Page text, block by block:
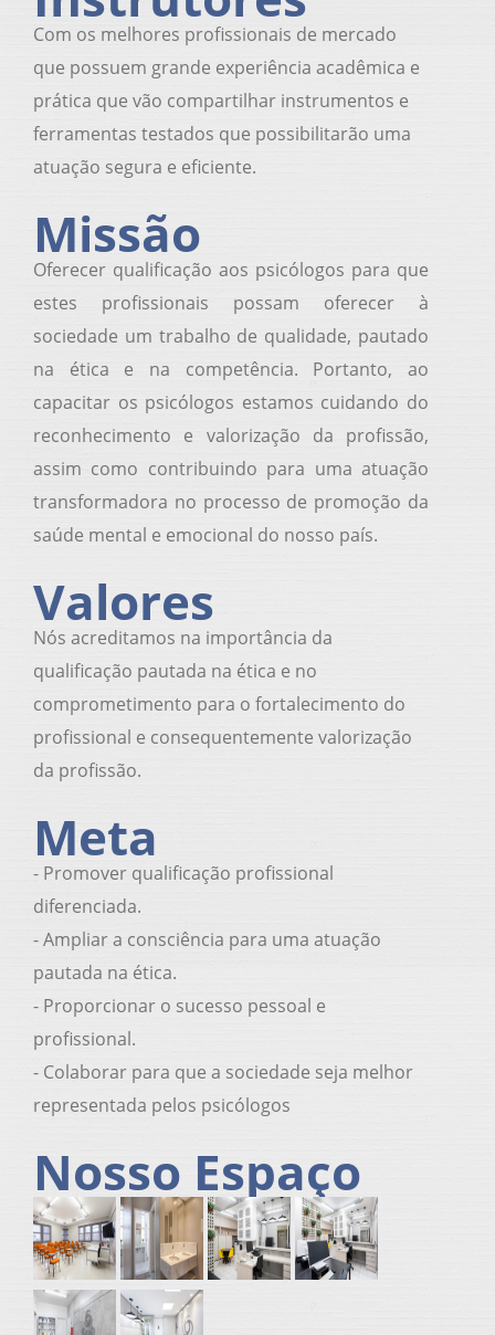
Com os melhores profissionais de mercado
que possuem grande experiência acadêmica e
prática que vão compartilhar instrumentos e
ferramentas testados que possibilitarão uma
atuação segura e eficiente.
Missão
Oferecer qualificação aos psicólogos para que
estes profissionais possam oferecer à
sociedade um trabalho de qualidade, pautado
na ética e na competência. Portanto, ao
capacitar os psicólogos estamos cuidando do
reconhecimento e valorização da profissão,
assim como contribuindo para uma atuação
transformadora no processo de promoção da
saúde mental e emocional do nosso país.
Valores
Nós acreditamos na importância da
qualificação pautada na ética e no
comprometimento para o fortalecimento do
profissional e consequentemente valorização
da profissão.
Meta
- Promover qualificação profissional
diferenciada.
- Ampliar a consciência para uma atuação
pautada na ética.
- Proporcionar o sucesso pessoal e
profissional.
- Colaborar para que a sociedade seja melhor
representada pelos psicólogos
Nosso Espaço